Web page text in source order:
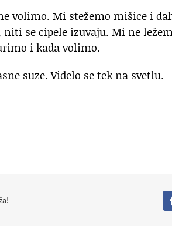
volimo. Mi stežemo mišice i
se cipele izuvaju. Mi ne
i kada volimo.
suze. Videlo se tek na svetlu.